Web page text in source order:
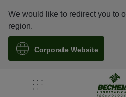
We would like to redirect you to
region.
Corporate Website